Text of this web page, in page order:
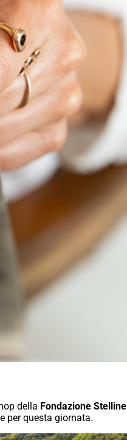
della Fondazione Stelline
per questa giornata.